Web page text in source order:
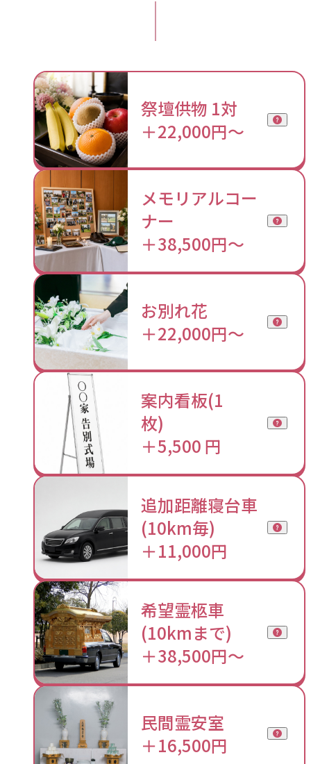
祭壇供物 1対
＋22,000円〜
メモリアルコー
ナー
＋38,500円～
お別れ花
＋22,000円〜
案内看板(1
枚)
＋5,500 円
追加距離寝台車
(10km毎)
＋11,000円
希望霊柩車
(10kmまで)
＋38,500円〜
民間霊安室
＋16,500円